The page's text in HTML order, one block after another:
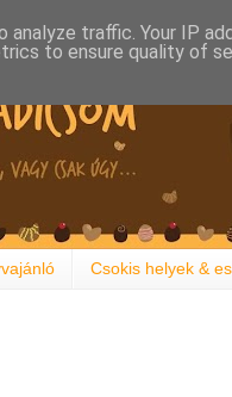
Csokis helyek &
traffic. Your IP
to ensure quality of